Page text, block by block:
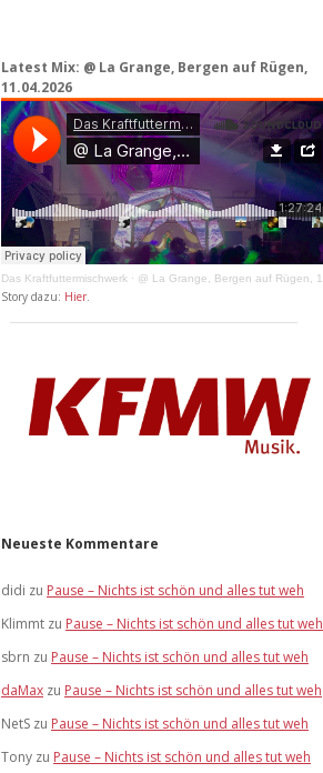
Latest Mix: @ La Grange, Bergen auf Rügen,
11.04.2026
Das Kraftfuttermischwerk · @ La Grange, Bergen auf Rügen, 11.04.2026
Story dazu: Hier.
Neueste Kommentare
didi zu Pause – Nichts ist schön und alles tut weh
Klimmt zu Pause – Nichts ist schön und alles tut weh
sbrn zu Pause – Nichts ist schön und alles tut weh
daMax zu Pause – Nichts ist schön und alles tut weh
NetS zu Pause – Nichts ist schön und alles tut weh
Tony zu Pause – Nichts ist schön und alles tut weh